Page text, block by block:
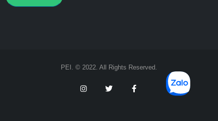
PEI. © 2022. All Rights Reserved.